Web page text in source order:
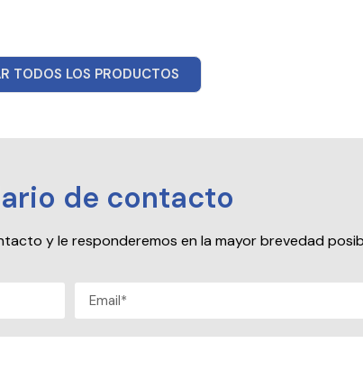
TODOS LOS PRODUCTOS
de contacto
y le responderemos en la mayor brevedad